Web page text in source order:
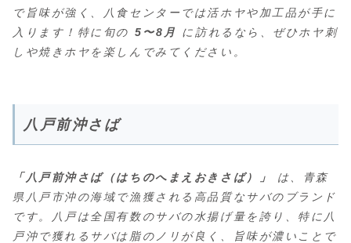
で旨味が強く、八食センターでは活ホヤや加工品が手に
入ります！特に旬の 5〜8月
に訪れるなら、ぜひホヤ刺
しや焼きホヤを楽しんでみてください。
八戸前沖さば
「八戸前沖さば（はちのへまえおきさば）」
は、青森
県八戸市沖の海域で漁獲される高品質なサバのブランド
です。八戸は全国有数のサバの水揚げ量を誇り、特に八
戸沖で獲れるサバは脂のノリが良く、旨味が濃いことで